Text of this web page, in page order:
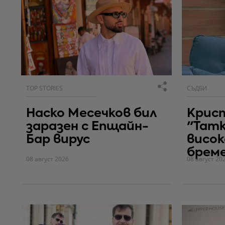
TOP STORIES
Наско Месечков бил
заразен с Епщайн-
Бар вирус
08 август 2026
СЪДБИ
08 август